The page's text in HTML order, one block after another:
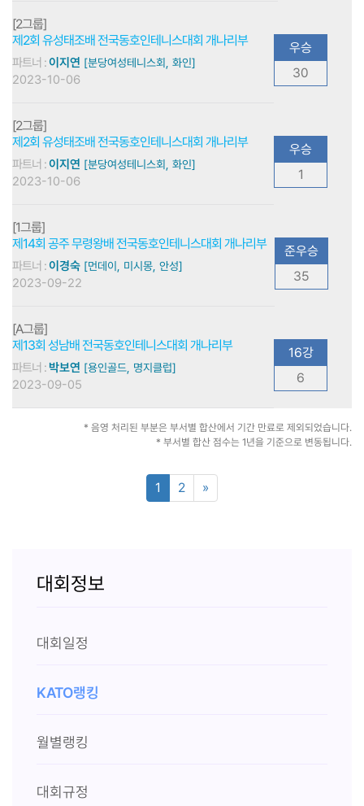
[2그룹]
제2회 유성태조배 전국동호인테니스대회 개나리부
파트너 :이지연 [분당여성테니스회, 화인]
2023-10-06
우승
30
[2그룹]
제2회 유성태조배 전국동호인테니스대회 개나리부
파트너 :이지연 [분당여성테니스회, 화인]
2023-10-06
우승
1
[1그룹]
제14회 공주 무령왕배 전국동호인테니스대회 개나리부
파트너 :이경숙 [먼데이, 미시몽, 안성]
2023-09-22
준우승
35
[A그룹]
제13회 성남배 전국동호인테니스대회 개나리부
파트너 :박보연 [용인골드, 명지클럽]
2023-09-05
16강
6
* 음영 처리된 부분은 부서별 합산에서 기간 만료로 제외되었습니다.
* 부서별 합산 점수는 1년을 기준으로 변동됩니다.
1 2 »
대회정보
대회일정
KATO랭킹
월별랭킹
대회규정